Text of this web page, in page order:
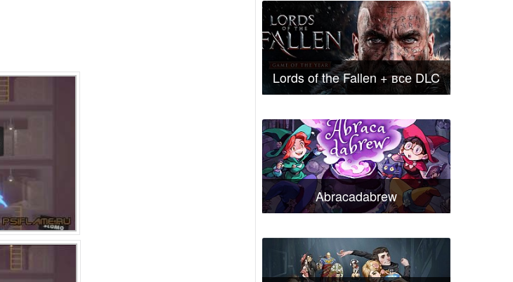
Lords of the Fallen + все DLC
Abracadabrew